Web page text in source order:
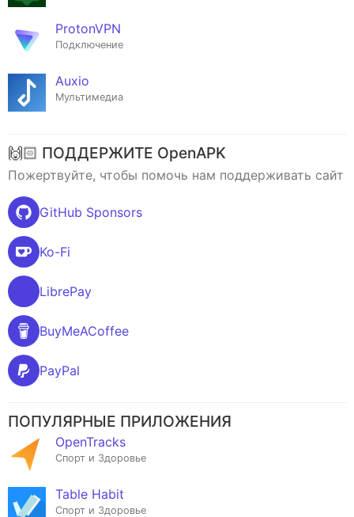
ProtonVPN
Подключение
Auxio
Мультимедиа
🙌🏻 ПОДДЕРЖИТЕ OpenAPK
Пожертвуйте, чтобы помочь нам поддерживать сайт
GitHub Sponsors
Ko-Fi
LibrePay
BuyMeACoffee
PayPal
ПОПУЛЯРНЫЕ ПРИЛОЖЕНИЯ
OpenTracks
Спорт и Здоровье
Table Habit
Спорт и Здоровье